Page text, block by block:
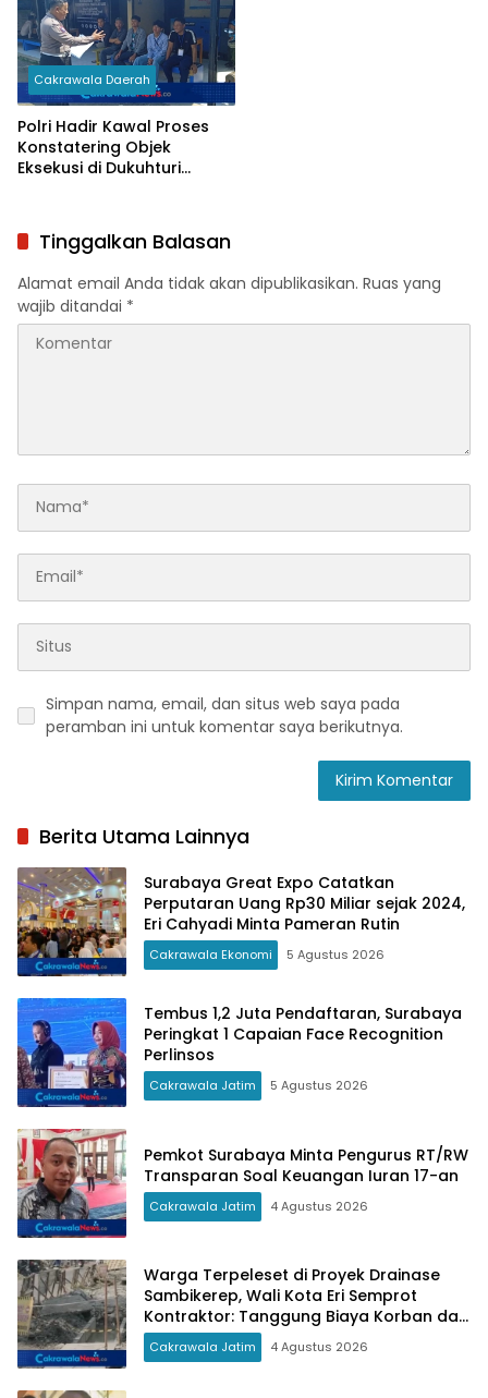
Cakrawala Daerah
Polri Hadir Kawal Proses
Konstatering Objek
Eksekusi di Dukuhturi
Tinggalkan Balasan
Alamat email Anda tidak akan dipublikasikan. Ruas yang
wajib ditandai *
Simpan nama, email, dan situs web saya pada
peramban ini untuk komentar saya berikutnya.
Berita Utama Lainnya
Surabaya Great Expo Catatkan
Perputaran Uang Rp30 Miliar sejak 2024,
Eri Cahyadi Minta Pameran Rutin
Cakrawala Ekonomi 5 Agustus 2026
Tembus 1,2 Juta Pendaftaran, Surabaya
Peringkat 1 Capaian Face Recognition
Perlinsos
Cakrawala Jatim 5 Agustus 2026
Pemkot Surabaya Minta Pengurus RT/RW
Transparan Soal Keuangan Iuran 17-an
Cakrawala Jatim 4 Agustus 2026
Warga Terpeleset di Proyek Drainase
Sambikerep, Wali Kota Eri Semprot
Kontraktor: Tanggung Biaya Korban dan
Minta Maaf!
Cakrawala Jatim 4 Agustus 2026